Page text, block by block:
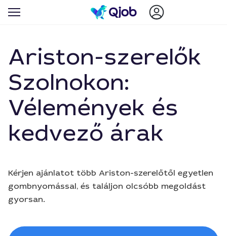
Ariston-szerelők
Szolnokon:
Vélemények és
kedvező árak
Kérjen ajánlatot több Ariston-szerelőtől egyetlen
gombnyomással, és találjon olcsóbb megoldást
gyorsan.